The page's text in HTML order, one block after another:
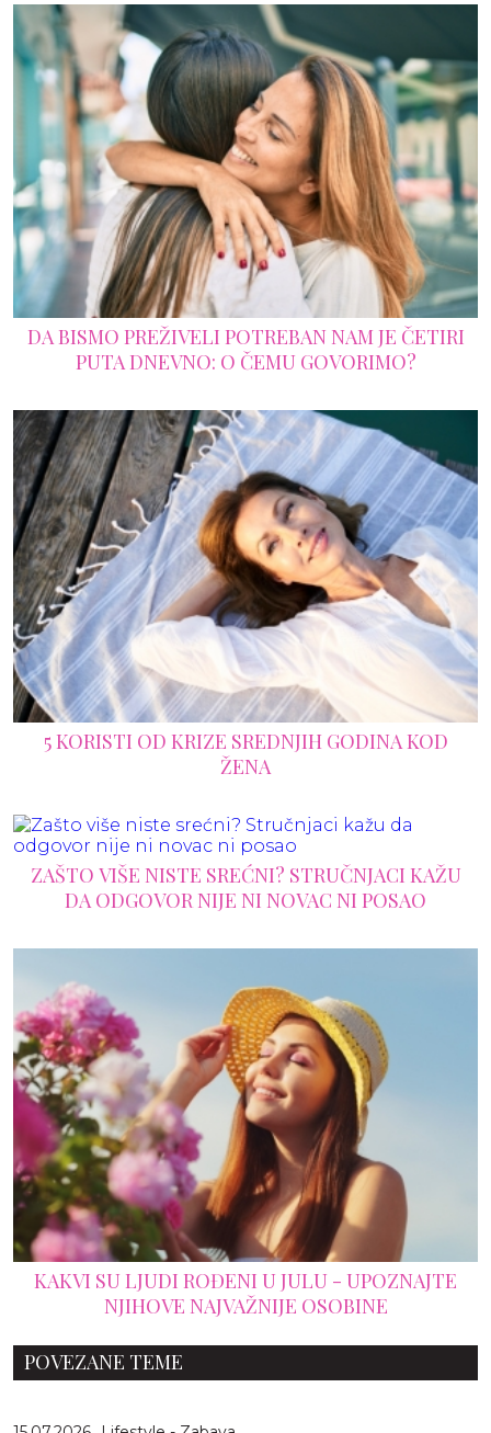
DA BISMO PREŽIVELI POTREBAN NAM JE ČETIRI
PUTA DNEVNO: O ČEMU GOVORIMO?
5 KORISTI OD KRIZE SREDNJIH GODINA KOD
ŽENA
ZAŠTO VIŠE NISTE SREĆNI? STRUČNJACI KAŽU
DA ODGOVOR NIJE NI NOVAC NI POSAO
KAKVI SU LJUDI ROĐENI U JULU - UPOZNAJTE
NJIHOVE NAJVAŽNIJE OSOBINE
POVEZANE TEME